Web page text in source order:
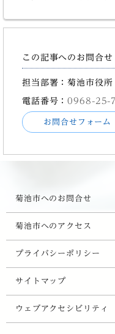
この記事へのお問合せ
担当部署：菊池市役
電話番号：0968-25-
お問合せフォーム
菊池市へのお問合せ
菊池市へのアクセス
プライバシーポリシー
サイトマップ
ウェブアクセシビリティ